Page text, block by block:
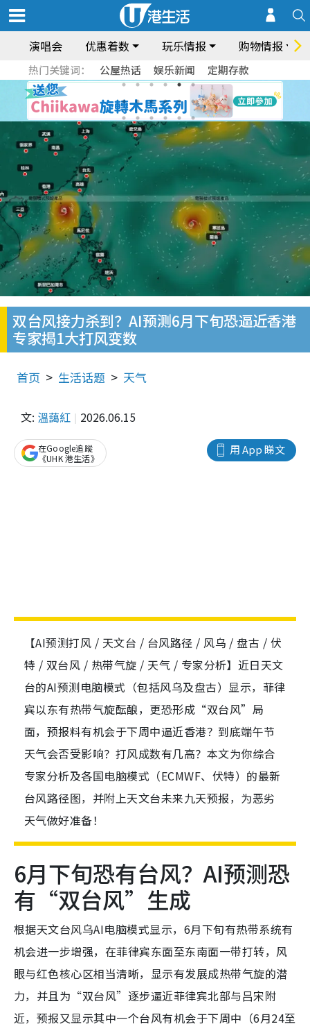
演唱会 优惠着数 玩乐情报 购物情报
热门关键词： 公屋热话 娱乐新闻 定期存款
双台风接力杀到？AI预测6月下旬恐逼近香港
专家揭1大打风变数
首页 生活话题 天气
文: 溫藹紅 2026.06.15
用 App 睇文
在Google追蹤
《UHK 港生活》
【AI预测打风 / 天文台 / 台风路径 / 风乌 / 盘古 / 伏
特 / 双台风 / 热带气旋 / 天气 / 专家分析】近日天文
台的AI预测电脑模式（包括风乌及盘古）显示，菲律
宾以东有热带气旋酝酿，更恐形成“双台风”局
面，预报料有机会于下周中逼近香港？到底端午节
天气会否受影响？打风成数有几高？本文为你综合
专家分析及各国电脑模式（ECMWF、伏特）的最新
台风路径图，并附上天文台未来九天预报，为恶劣
天气做好准备！
6月下旬恐有台风？AI预测恐
有“双台风”生成
根据天文台风乌AI电脑模式显示，6月下旬有热带系统有
机会进一步增强，在菲律宾东面至东南面一带打转，风
眼与红色核心区相当清晰，显示有发展成热带气旋的潜
力，并且为“双台风”逐步逼近菲律宾北部与吕宋附
近，预报又显示其中一个台风有机会于下周中（6月24至